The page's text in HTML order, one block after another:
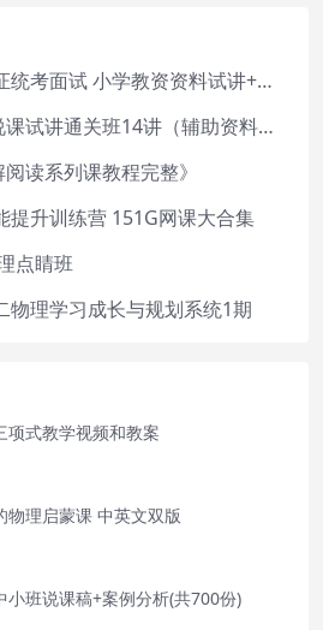
2021年教师资格证统考面试 小学教资资料试讲+答辩
中小学美术面试说课试讲通关班14讲（辅助资料第一套）
读系列课教程完整》
提升训练营 151G网课大合集
点睛班
物理学习成长与规划系统1期
项式教学视频和教案
物理启蒙课 中英文双版
小班说课稿+案例分析(共700份)